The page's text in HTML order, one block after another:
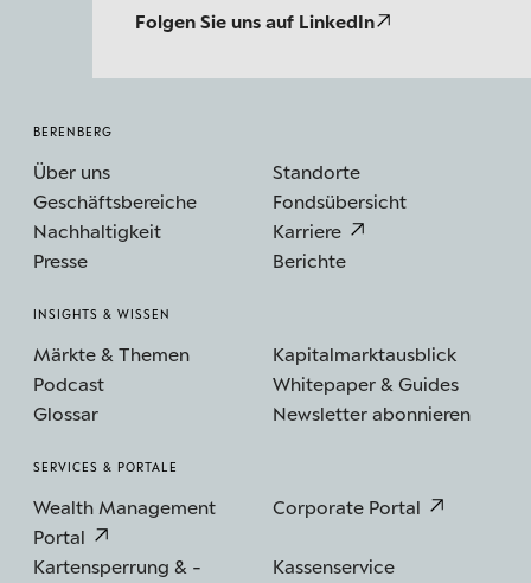
Folgen Sie uns auf LinkedIn
BERENBERG
Über uns
Standorte
Geschäftsbereiche
Fondsübersicht
Nachhaltigkeit
Karriere
Presse
Berichte
INSIGHTS & WISSEN
Märkte & Themen
Kapitalmarktausblick
Podcast
Whitepaper & Guides
Glossar
Newsletter abonnieren
SERVICES & PORTALE
Wealth Management
Portal
Corporate Portal
Kartensperrung & -
Kassenservice